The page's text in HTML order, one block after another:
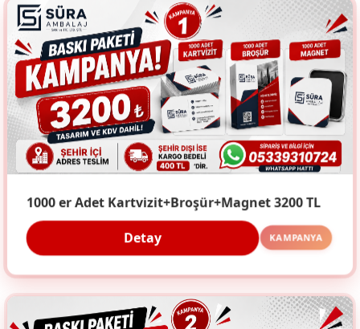
1000 er Adet Kartvizit+Broşür+Magnet 3200 TL
Detay KAMPANYA